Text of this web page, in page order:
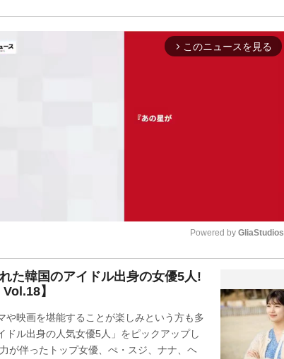
arrow_forward_ios このニュースを見る
u
Powered by GliaStudios
た韓国のアイドル出身の女優5人!
】
や映画を堪能することが楽しみという方も多
ドル出身の人気女優5人」をピックアップし
が伴ったトップ女優、ぺ・スジ、ナナ、ヘ